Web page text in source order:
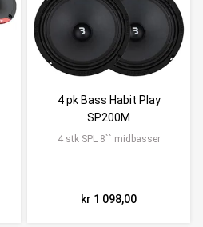
4 pk Bass Habit Play
SP200M
4 stk SPL 8`` midbasser
kr 1 098,00